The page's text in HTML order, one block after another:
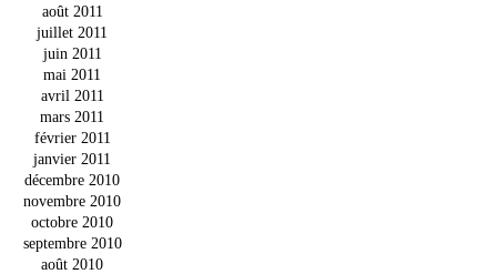
août 2011
juillet 2011
juin 2011
mai 2011
avril 2011
mars 2011
février 2011
janvier 2011
décembre 2010
novembre 2010
octobre 2010
septembre 2010
août 2010